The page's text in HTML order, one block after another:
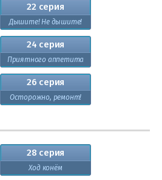
22 серия
Дышите! Не дышите!
24 серия
Приятного аппетита
26 серия
Осторожно, ремонт!
28 серия
Ход конём